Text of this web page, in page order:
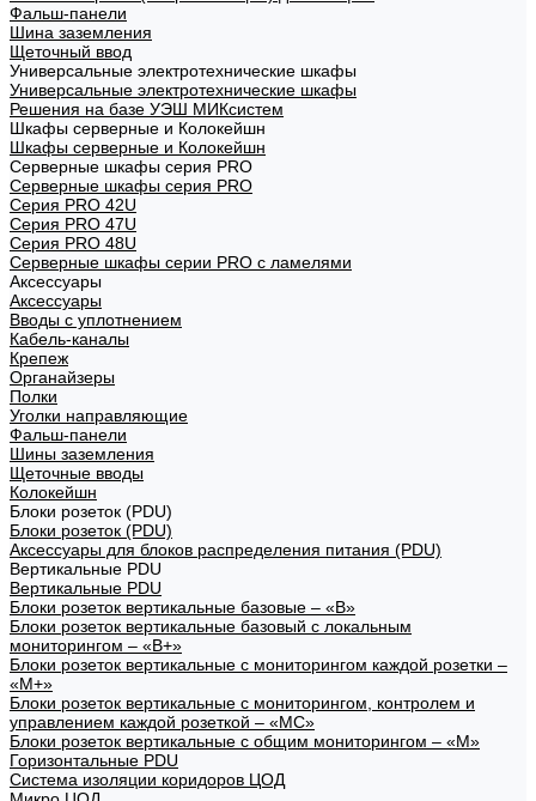
Фальш-панели
Шина заземления
Щеточный ввод
Универсальные электротехнические шкафы
Универсальные электротехнические шкафы
Решения на базе УЭШ МИКсистем
Шкафы серверные и Колокейшн
Шкафы серверные и Колокейшн
Серверные шкафы серия PRO
Серверные шкафы серия PRO
Серия PRO 42U
Серия PRO 47U
Серия PRO 48U
Серверные шкафы серии PRO с ламелями
Аксессуары
Аксессуары
Вводы с уплотнением
Кабель-каналы
Крепеж
Органайзеры
Полки
Уголки направляющие
Фальш-панели
Шины заземления
Щеточные вводы
Колокейшн
Блоки розеток (PDU)
Блоки розеток (PDU)
Аксессуары для блоков распределения питания (PDU)
Вертикальные PDU
Вертикальные PDU
Блоки розеток вертикальные базовые – «В»
Блоки розеток вертикальные базовый с локальным
мониторингом – «В+»
Блоки розеток вертикальные с мониторингом каждой розетки –
«М+»
Блоки розеток вертикальные с мониторингом, контролем и
управлением каждой розеткой – «МС»
Блоки розеток вертикальные с общим мониторингом – «М»
Горизонтальные PDU
Система изоляции коридоров ЦОД